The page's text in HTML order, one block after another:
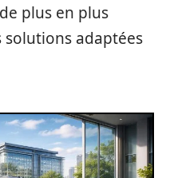
plus en plus
solutions adaptées